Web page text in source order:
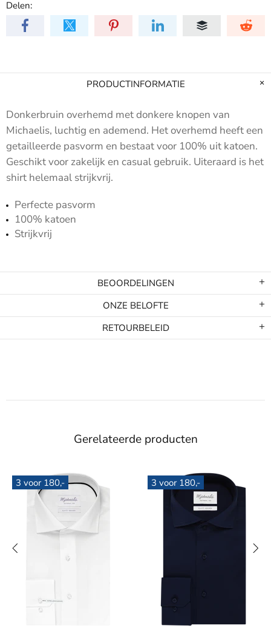
Delen:
PRODUCTINFORMATIE
Donkerbruin overhemd met donkere knopen van
Michaelis, luchtig en ademend. Het overhemd heeft een
getailleerde pasvorm en bestaat voor 100% uit katoen.
Geschikt voor zakelijk en casual gebruik. Uiteraard is het
shirt helemaal strijkvrij.
Perfecte pasvorm
100% katoen
Strijkvrij
BEOORDELINGEN
ONZE BELOFTE
RETOURBELEID
Gerelateerde producten
3 voor 180,- 3 voor 180,-